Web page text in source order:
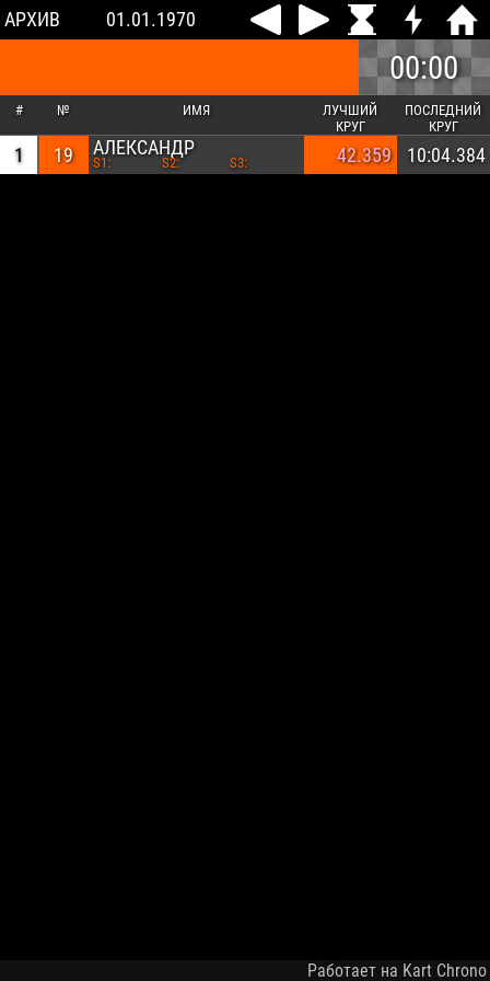
АРХИВ 01.01.1970
00:00
# № ИМЯ
ЛУЧШИЙ
КРУГ
ПОСЛЕДНИЙ
КРУГ
1 19 АЛЕКСАНДР
S1: S2: S3: 42.359 10:04.384
Работает на Kart Chrono